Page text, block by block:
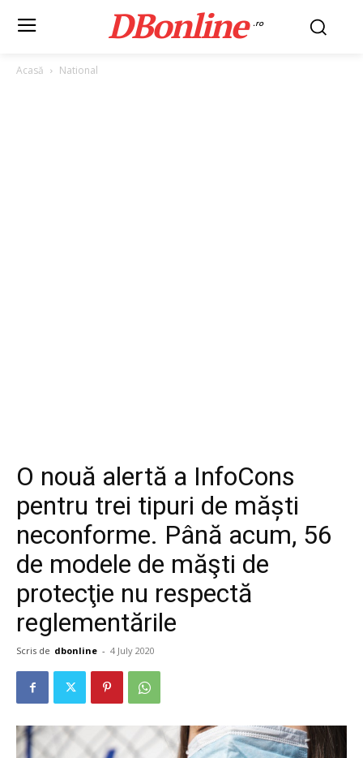
DBonline .ro
Acasă National
O nouă alertă a InfoCons
pentru trei tipuri de măști
neconforme. Până acum, 56
de modele de măşti de
protecţie nu respectă
reglementările
Scris de dbonline - 4 July 2020